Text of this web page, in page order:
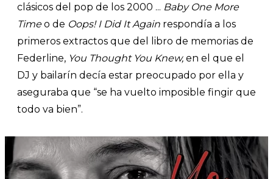
clásicos del pop de los 2000 ... Baby One More
Timeo de Oops! I Did It Again respondía a los
primeros extractos que del libro de memorias de
Federline, You Thought You Knew, en el que el
DJ y bailarín decía estar preocupado por ella y
aseguraba que “se ha vuelto imposible fingir que
todo va bien”.